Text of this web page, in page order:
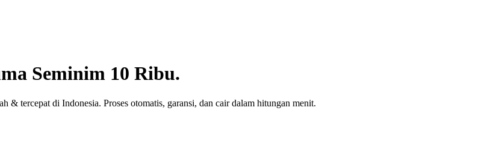
Seminim 10 Ribu.
& tercepat di Indonesia. Proses otomatis, garansi, dan cair dalam hitungan menit.